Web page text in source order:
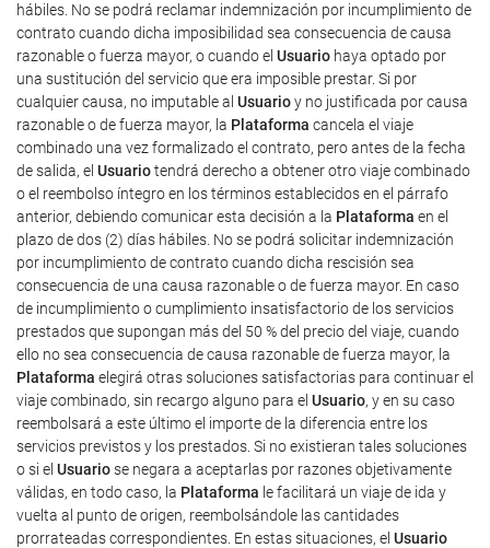
hábiles. No se podrá reclamar indemnización por incumplimiento de
contrato cuando dicha imposibilidad sea consecuencia de causa
razonable o fuerza mayor, o cuando el Usuario haya optado por
una sustitución del servicio que era imposible prestar. Si por
cualquier causa, no imputable al Usuarioy no justificada por causa
razonable o de fuerza mayor, la Plataforma cancela el viaje
combinado una vez formalizado el contrato, pero antes de la fecha
de salida, el Usuariotendrá derecho a obtener otro viaje combinado
o el reembolso íntegro en los términos establecidos en el párrafo
anterior, debiendo comunicar esta decisión a la Plataforma en el
plazo de dos (2) días hábiles. No se podrá solicitar indemnización
por incumplimiento de contrato cuando dicha rescisión sea
consecuencia de una causa razonable o de fuerza mayor. En caso
de incumplimiento o cumplimiento insatisfactorio de los servicios
prestados que supongan más del 50 % del precio del viaje, cuando
ello no sea consecuencia de causa razonable de fuerza mayor, la
Plataforma elegirá otras soluciones satisfactorias para continuar el
viaje combinado, sin recargo alguno para el Usuario, y en su caso
reembolsará a este último el importe de la diferencia entre los
servicios previstos y los prestados. Si no existieran tales soluciones
o si el Usuariose negara a aceptarlas por razones objetivamente
válidas, en todo caso, la Plataforma le facilitará un viaje de ida y
vuelta al punto de origen, reembolsándole las cantidades
prorrateadas correspondientes. En estas situaciones, el Usuario